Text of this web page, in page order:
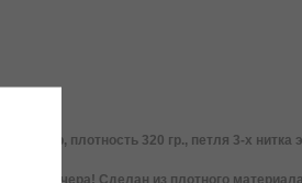
плотность 320 гр., петля 3-х нитка